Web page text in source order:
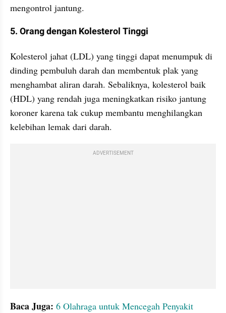
mengontrol jantung.
5. Orang dengan Kolesterol Tinggi
Kolesterol jahat (LDL) yang tinggi dapat menumpuk di
dinding pembuluh darah dan membentuk plak yang
menghambat aliran darah. Sebaliknya, kolesterol baik
(HDL) yang rendah juga meningkatkan risiko jantung
koroner karena tak cukup membantu menghilangkan
kelebihan lemak dari darah.
ADVERTISEMENT
Baca Juga: 6 Olahraga untuk Mencegah Penyakit